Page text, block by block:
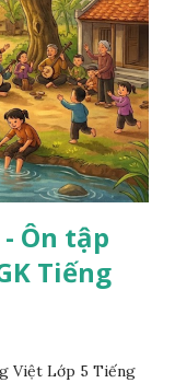
Ôn tập
Tiếng
Việt Lớp 5 Tiếng